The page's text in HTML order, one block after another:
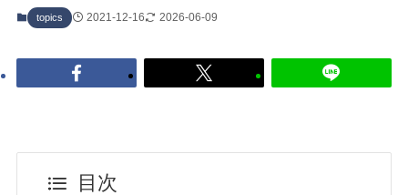
topics 2021-12-16 2026-06-09
目次